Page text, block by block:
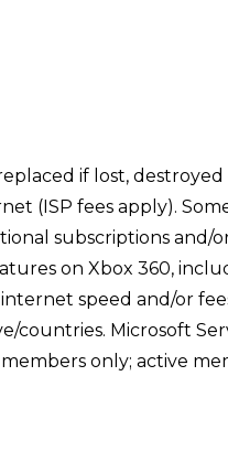
if lost,
(ISP fees apply).
subscriptions
on Xbox 360,
speed and/or
countries. Microsoft
only; active